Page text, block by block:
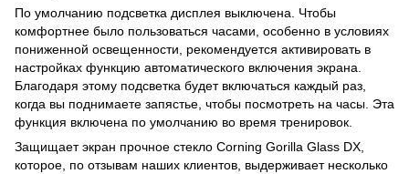
По умолчанию подсветка дисплея выключена. Чтобы
комфортнее было пользоваться часами, особенно в условиях
пониженной освещенности, рекомендуется активировать в
настройках функцию автоматического включения экрана.
Благодаря этому подсветка будет включаться каждый раз,
когда вы поднимаете запястье, чтобы посмотреть на часы. Эта
функция включена по умолчанию во время тренировок.
Защищает экран прочное стекло Corning Gorilla Glass DX,
которое, по отзывам наших клиентов, выдерживает несколько